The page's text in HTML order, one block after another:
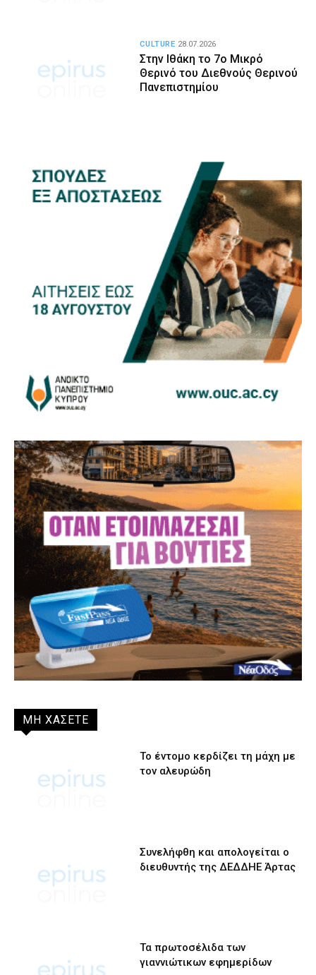
Στην Ιθάκη το 7ο Μικρό
Θερινό του Διεθνούς Θερινού
Πανεπιστημίου
CULTURE 28.07.2026
ΜΗ ΧΑΣΕΤΕ
Το έντομο κερδίζει τη μάχη με
τον αλευρώδη
Συνελήφθη και απολογείται ο
διευθυντής της ΔΕΔΔΗΕ Άρτας
Τα πρωτοσέλιδα των
γιαννιώτικων εφημερίδων